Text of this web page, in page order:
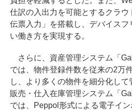
仕訳の入出力を可能とするクラウ
伝票入力」を搭載し、デバイスフ
い働き方を実現する。
さらに、資産管理システム「
では、物件登録件数を従来の2万
し、より多くの物件を細分化して
販売・仕入在庫管理システム「
では、Peppol形式による電子イ